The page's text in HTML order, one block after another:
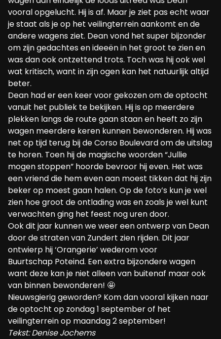
vooral opgelucht. Hij is af. Maar je ziet pas echt waar
je staat als je op het veilingterrein aankomt en de
andere wagens ziet. Dean vond het super bijzonder
om zijn gedachtes en ideeën in het groot te zien en
was dan ook ontzettend trots. Toch was hij ook wel
wat kritisch, want in zijn ogen kan het natuurlijk altijd
beter.
Dean had er een keer voor gekozen om de optocht
vanuit het publiek te bekijken. Hij is op meerdere
plekken langs de route gaan staan en heeft zo zijn
wagen meerdere keren kunnen bewonderen. Hij was
net op tijd terug bij de Corso Boulevard om de uitslag
te horen. Toen hij de magische woorden “Jullie
mogen stoppen” hoorde bevroor hij even. Het was
een vriend die hem even aan moest tikken dat hij zijn
beker op moest gaan halen. Op de foto’s kun je wel
zien hoe groot de ontlading was en zoals je wel kunt
verwachten ging het feest nog uren door.
Ook dit jaar kunnen we weer een ontwerp van Dean
door de straten van Zundert zien rijden. Dit jaar
ontwierp hij ‘Orangerie’ wederom voor
Buurtschap Poteind. Een extra bijzondere wagen
want deze kan je niet alleen van buitenaf maar ook
van binnen bewonderen! 🤩
Nieuwsgierig geworden? Kom dan vooral kijken naar
de optocht op zondag 1 september of het
veilingterrein op maandag 2 september!
Tekst: Denise Jochems